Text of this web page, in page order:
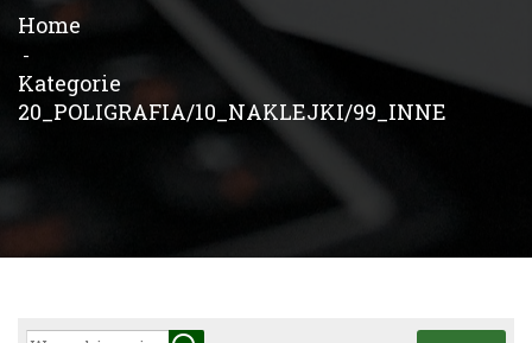
Home
Kategorie
20_POLIGRAFIA/10_NAKLEJKI/99_INNE